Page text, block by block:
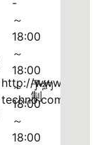
-
～
18:00
～
18:00
～
18:00
～
18:00
http://www.hair-
techno.com/
予約
制